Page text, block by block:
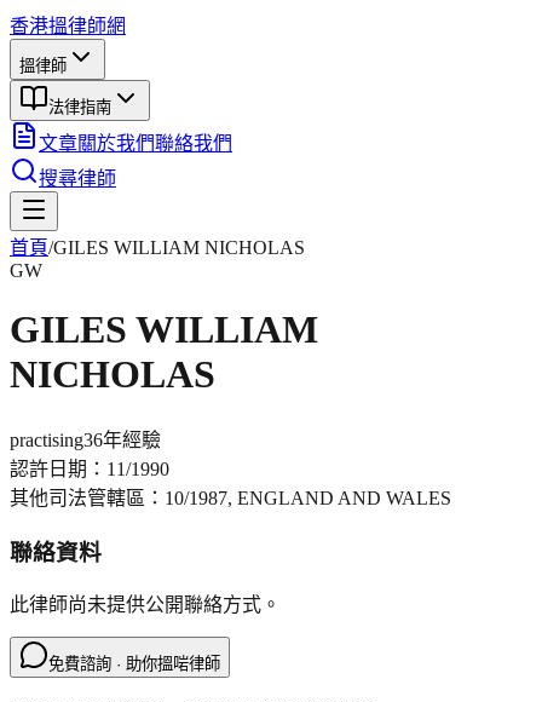
香港搵律師網
搵律師
法律指南
文章關於我們聯絡我們
搜尋律師
首頁/GILES WILLIAM NICHOLAS
GW
GILES WILLIAM
NICHOLAS
practising36年經驗
認許日期： 11/1990
其他司法管轄區： 10/1987, ENGLAND AND WALES
聯絡資料
此律師尚未提供公開聯絡方式。
免費諮詢 · 助你搵啱律師